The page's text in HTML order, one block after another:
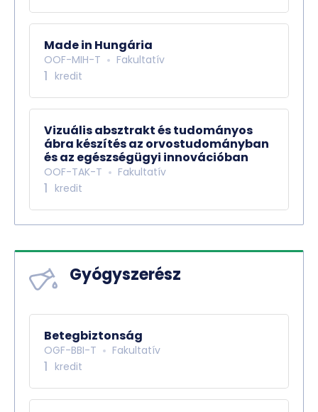
Made in Hungária
OOF-MIH-T Fakultatív
1 kredit
Vizuális absztrakt és tudományos
ábra készítés az orvostudományban
és az egészségügyi innovációban
OOF-TAK-T Fakultatív
1 kredit
Gyógyszerész
Betegbiztonság
OGF-BBI-T Fakultatív
1 kredit